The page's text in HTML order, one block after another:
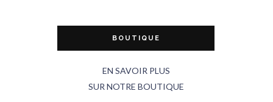
BOUTIQUE
EN SAVOIR PLUS
SUR NOTRE BOUTIQUE